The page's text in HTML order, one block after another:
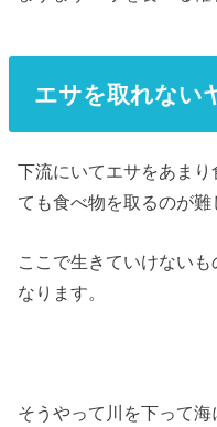
エサを取れない
下流にいてエサをあま
ても食べ物を取るのが難
ここで生きていけない
なります。
そうやって川を下って海